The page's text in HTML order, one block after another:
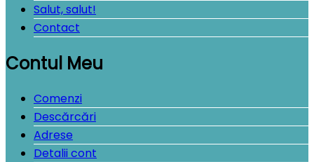
Salut, salut!
Contact
Contul Meu
Comenzi
Descărcări
Adrese
Detalii cont